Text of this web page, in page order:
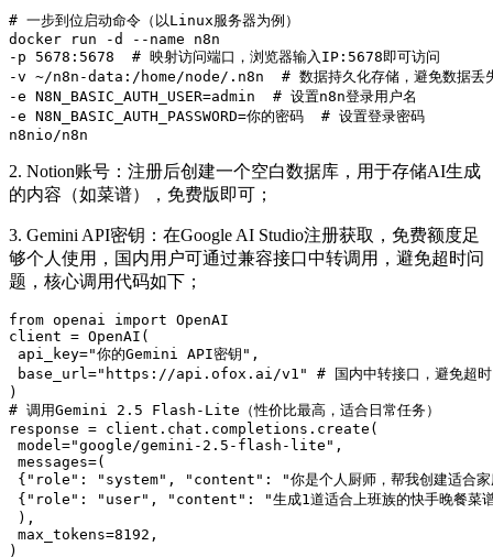
# 一步到位启动命令（以Linux服务器为例）
docker run -d --name n8n
-p 5678 : 5678
# 映射访问端口，浏览器输入IP:5678即可访问
-v ~/n8n-data:/home/node/.n8n # 数据持久化存储，避免数据丢
-e N8N_BASIC_AUTH_USER=admin # 设置n8n登录用户名
-e N8N_BASIC_AUTH_PASSWORD=你的密码 # 设置登录密码
n8nio/n8n
2. Notion账号：注册后创建一个空白数据库，用于存储AI生成
的内容（如菜谱），免费版即可；
3. Gemini API密钥：在Google AI Studio注册获取，免费额度足
够个人使用，国内用户可通过兼容接口中转调用，避免超时问
题，核心调用代码如下；
from openai import OpenAI
client = OpenAI(
api_key="你的Gemini API密钥" ,
base_url="https://api.ofox.ai/v1"
# 国内中转接口，避免超时
# 调用Gemini 2.5 Flash-Lite（性价比最高，适合日常任务）
response = client.chat.completions.create(
model="google/gemini-2.5-flash-lite" ,
messages=(
{ "role" : "system" , "content" :
"你是个人厨师，帮我创建适合
{ "role" : "user" , "content" :
"生成1道适合上班族的快手晚餐菜
),
max_tokens=8192 ,